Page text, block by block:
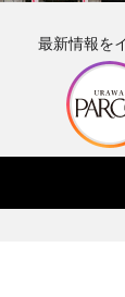
最新情報を